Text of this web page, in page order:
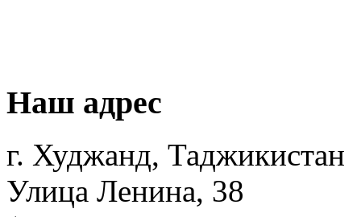
Наш адрес
г. Худжанд, Таджикистан
Улица Ленина, 38